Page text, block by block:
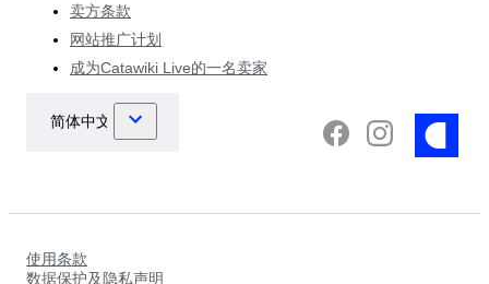
卖方条款
网站推广计划
成为Catawiki Live的一名卖家
使用条款
数据保护及隐私声明